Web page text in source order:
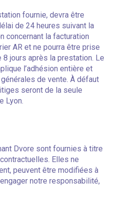
fournie, devra être
de 24 heures suivant la
concernant la facturation
AR et ne pourra être prise
jours après la prestation. Le
l’adhésion entière et
de vente. À défaut
seront de la seule
Lyon.
Dvore sont fournies à titre
Elles ne
peuvent être modifiées à
notre responsabilité,